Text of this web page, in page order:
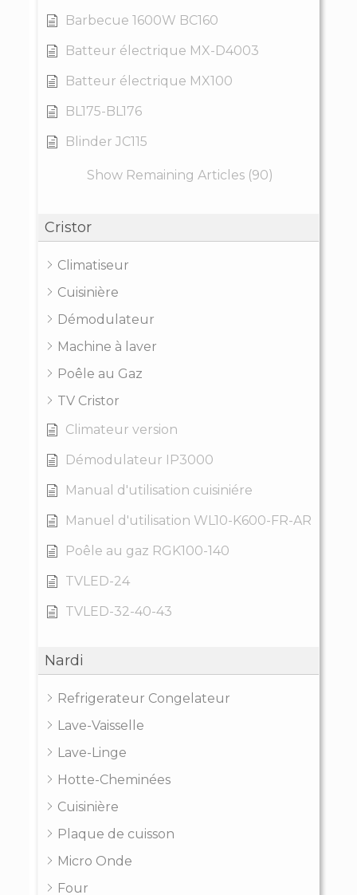
Barbecue 1600W BC160
Batteur électrique MX-D4003
Batteur électrique MX100
BL175-BL176
Blinder JC115
Show Remaining Articles (90)
Cristor
Climatiseur
Cuisinière
Démodulateur
Machine à laver
Poêle au Gaz
TV Cristor
Climateur version
Démodulateur IP3000
Manual d'utilisation cuisiniére
Manuel d'utilisation WL10-K600-FR-AR
Poêle au gaz RGK100-140
TVLED-24
TVLED-32-40-43
Nardi
Refrigerateur Congelateur
Lave-Vaisselle
Lave-Linge
Hotte-Cheminées
Cuisinière
Plaque de cuisson
Micro Onde
Four